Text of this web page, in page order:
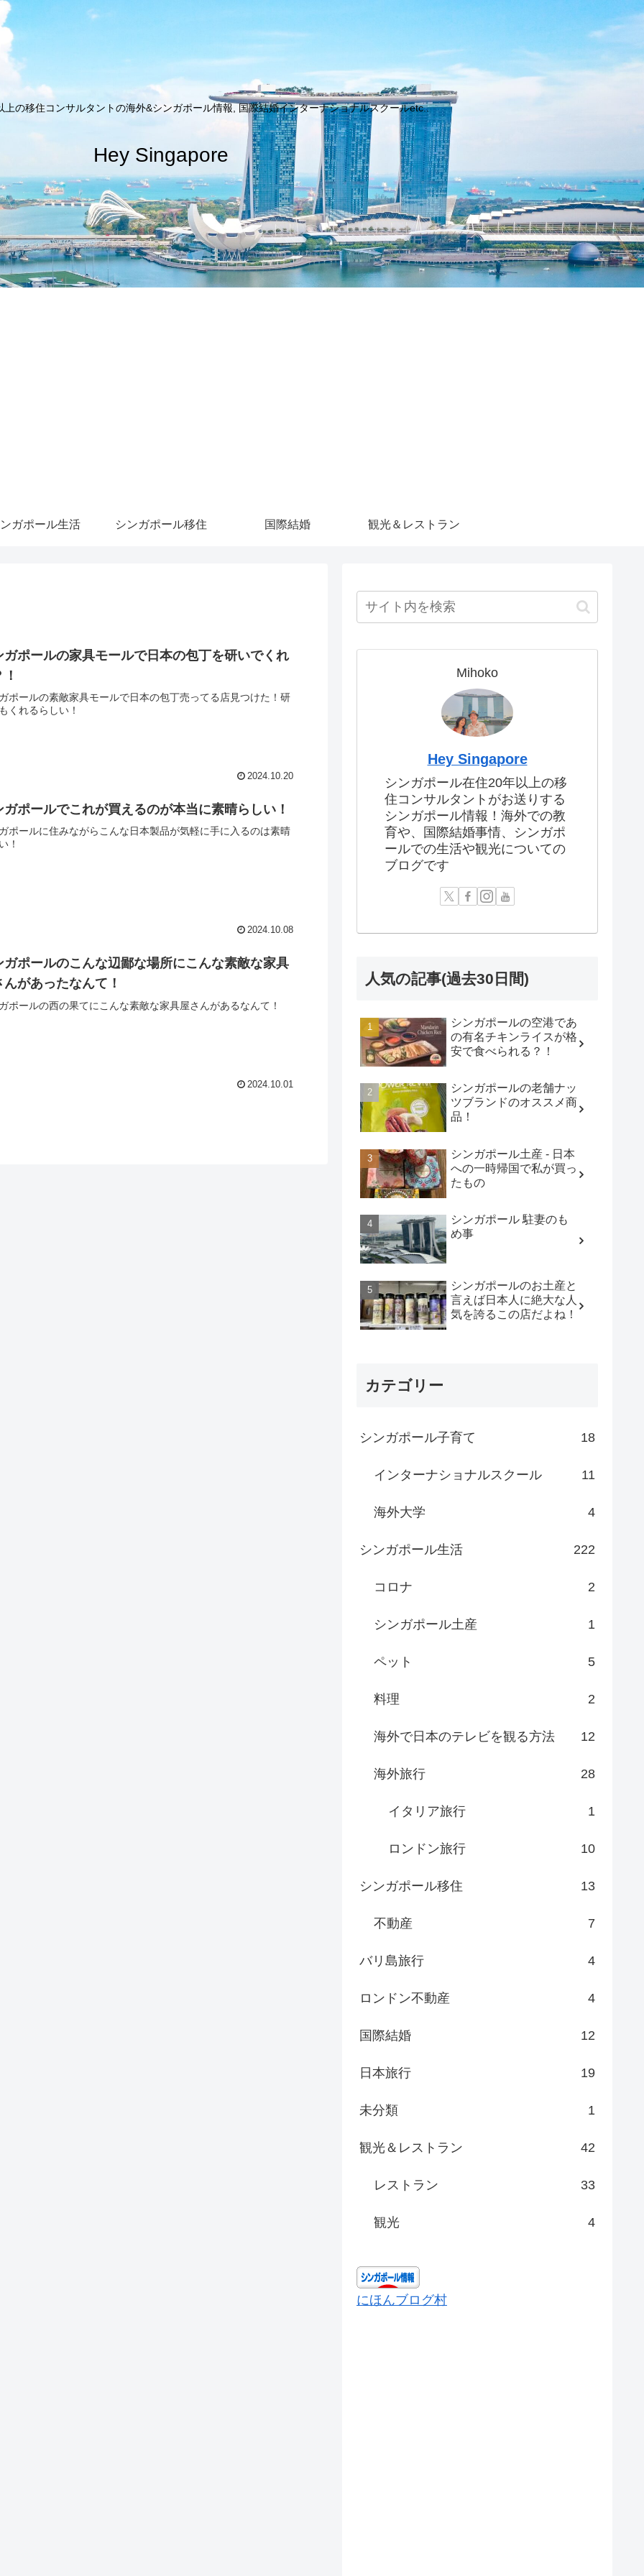
上の移住コンサルタントの海外&シンガポール情報, 国際結婚インターナショナルスクールetc..
Hey Singapore
ガポール生活 シンガポール移住 国際結婚 観光＆レストラン
ガポールの家具モールで日本の包丁を研いでくれ
ポールの素敵家具モールで日本の包丁売ってる店見つけた！研
くれるらしい！
2024.10.20
ガポールでこれが買えるのが本当に素晴らしい！
ポールに住みながらこんな日本製品が気軽に手に入るのは素晴
！
2024.10.08
ガポールのこんな辺鄙な場所にこんな素敵な家具
んがあったなんて！
ポールの西の果てにこんな素敵な家具屋さんがあるなんて！
2024.10.01
Mihoko
Hey Singapore
シンガポール在住20年以上の移
住コンサルタントがお送りする
シンガポール情報！海外での教
育や、国際結婚事情、シンガポ
ールでの生活や観光についての
ブログです
人気の記事(過去30日間)
シンガポールの空港であ
の有名チキンライスが格
安で食べられる？！
シンガポールの老舗ナッ
ツブランドのオススメ商
品！
シンガポール土産 - 日本
への一時帰国で私が買っ
たもの
シンガポール 駐妻のも
め事
シンガポールのお土産と
言えば日本人に絶大な人
気を誇るこの店だよね！
カテゴリー
シンガポール子育て 18
インターナショナルスクール 11
海外大学 4
シンガポール生活 222
コロナ 2
シンガポール土産 1
ペット 5
料理 2
海外で日本のテレビを観る方法 12
海外旅行 28
イタリア旅行 1
ロンドン旅行 10
シンガポール移住 13
不動産 7
バリ島旅行 4
ロンドン不動産 4
国際結婚 12
日本旅行 19
未分類 1
観光＆レストラン 42
レストラン 33
観光 4
にほんブログ村